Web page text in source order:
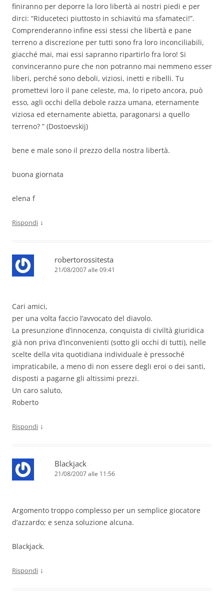
finiranno per deporre la loro libertà ai nostri piedi e per
dirci: “Riduceteci piuttosto in schiavitú ma sfamateci!”.
Comprenderanno infine essi stessi che libertà e pane
terreno a discrezione per tutti sono fra loro inconciliabili,
giacché mai, mai essi sapranno ripartirlo fra loro! Si
convinceranno pure che non potranno mai nemmeno esser
liberi, perché sono deboli, viziosi, inetti e ribelli. Tu
promettevi loro il pane celeste, ma, lo ripeto ancora, può
esso, agli occhi della debole razza umana, eternamente
viziosa ed eternamente abietta, paragonarsi a quello
terreno? ” (Dostoevskij)
bene e male sono il prezzo della nostra libertà.
buona giornata
elena f
Rispondi ↓
robertorossitesta
21/08/2007 alle 09:41
Cari amici,
per una volta faccio l’avvocato del diavolo.
La presunzione d’innocenza, conquista di civiltà giuridica
già non priva d’inconvenienti (sotto gli occhi di tutti), nelle
scelte della vita quotidiana individuale è pressoché
impraticabile, a meno di non essere degli eroi o dei santi,
disposti a pagarne gli altissimi prezzi.
Un caro saluto,
Roberto
Rispondi ↓
Blackjack
21/08/2007 alle 11:56
Argomento troppo complesso per un semplice giocatore
d’azzardo; e senza soluzione alcuna.
Blackjack.
Rispondi ↓